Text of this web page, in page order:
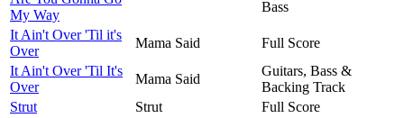
My Way
Bass
It Ain't Over 'Til it's
Over
Mama Said
Full Score
It Ain't Over 'Til It's
Over
Mama Said
Guitars, Bass &
Backing Track
Strut
Strut Full Score